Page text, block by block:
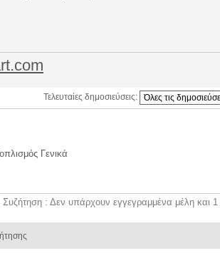
Τελευταίες δημοσιεύσεις:
Γενικά
: Δεν υπάρχουν εγγεγραμμένα μέλη και 1